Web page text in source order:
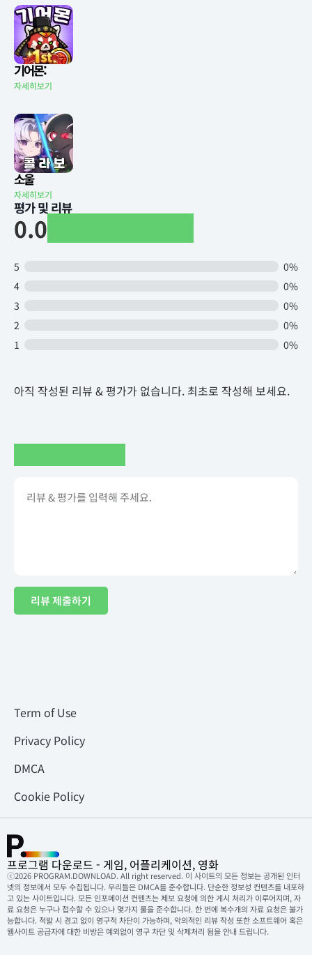
기어몬:
자세히보기
소울
자세히보기
평가 및 리뷰
0.0
5
0%
4
0%
3
0%
2
0%
1
0%
아직 작성된 리뷰 & 평가가 없습니다. 최초로 작성해 보세요.
리뷰 제출하기
Term of Use
Privacy Policy
DMCA
Cookie Policy
프로그램 다운로드 - 게임, 어플리케이션, 영화
ⓒ2026 PROGRAM.DOWNLOAD. All right reserved. 이 사이트의 모든 정보는 공개된 인터
넷의 정보에서 모두 수집됩니다. 우리들은 DMCA를 준수합니다. 단순한 정보성 컨텐츠를 내포하
고 있는 사이트입니다. 모든 인포메이션 컨텐츠는 제보 요청에 의한 게시 처리가 이루어지며, 자
료 요청은 누구나 접수할 수 있으나 몇가지 룰을 준수합니다. 한 번에 복수개의 자료 요청은 불가
능합니다. 적발 시 경고 없이 영구적 차단이 가능하며, 악의적인 리뷰 작성 또한 소프트웨어 혹은
웹사이트 공급자에 대한 비방은 예외없이 영구 차단 및 삭제처리 됨을 안내 드립니다.